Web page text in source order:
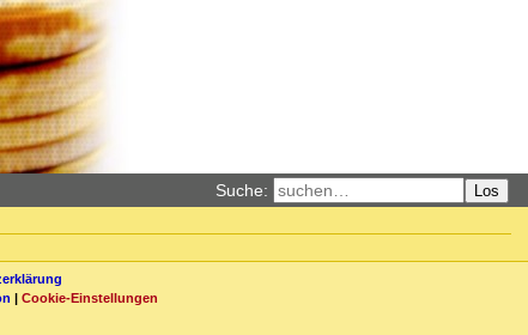
Suche: Los
| Cookie-Einstellungen